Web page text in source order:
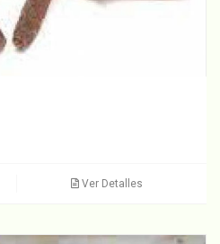
Ver Detalles